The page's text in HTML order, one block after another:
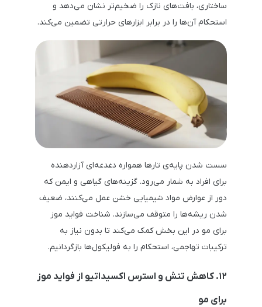
ساختاری، بافت‌های نازک را ضخیم‌تر نشان می‌دهد و
استحکام آن‌ها را در برابر ابزارهای حرارتی تضمین می‌کند.
سست شدن پایه‌ی تارها همواره دغدغه‌ای آزاردهنده
برای افراد به شمار می‌رود. گزینه‌های گیاهی و ایمن که
دور از عوارض مواد شیمیایی خشن عمل می‌کنند، ضعیف
شدن ریشه‌ها را متوقف می‌سازند. شناخت فواید موز
برای مو در این بخش کمک می‌کند تا بدون نیاز به
ترکیبات تهاجمی، استحکام را به فولیکول‌ها بازگردانیم.
۱۲. کاهش تنش و استرس اکسیداتیو از فواید موز
برای مو